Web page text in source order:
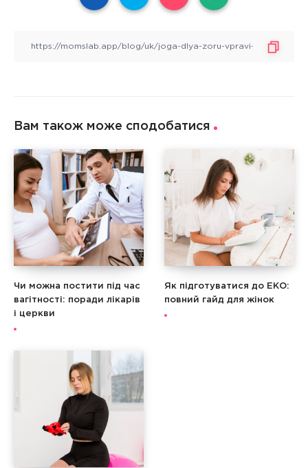
Вам також може сподобатися
Чи можна постити під час
вагітності: поради лікарів
і церкви
Як підготуватися до ЕКО:
повний гайд для жінок